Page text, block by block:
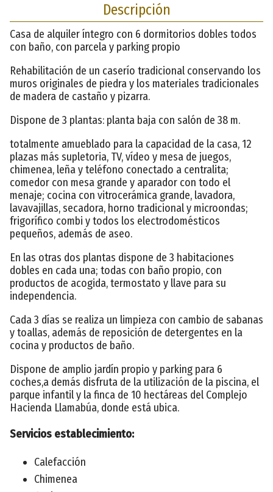
Descripción
Casa de alquiler íntegro con 6 dormitorios dobles todos
con baño, con parcela y parking propio
Rehabilitación de un caserío tradicional conservando los
muros originales de piedra y los materiales tradicionales
de madera de castaño y pizarra.
Dispone de 3 plantas: planta baja con salón de 38 m.
totalmente amueblado para la capacidad de la casa, 12
plazas más supletoria, TV, vídeo y mesa de juegos,
chimenea, leña y teléfono conectado a centralita;
comedor con mesa grande y aparador con todo el
menaje; cocina con vitrocerámica grande, lavadora,
lavavajillas, secadora, horno tradicional y microondas;
frigorífico combi y todos los electrodomésticos
pequeños, además de aseo.
En las otras dos plantas dispone de 3 habitaciones
dobles en cada una; todas con baño propio, con
productos de acogida, termostato y llave para su
independencia.
Cada 3 días se realiza un limpieza con cambio de sabanas
y toallas, además de reposición de detergentes en la
cocina y productos de baño.
Dispone de amplio jardín propio y parking para 6
coches,a demás disfruta de la utilización de la piscina, el
parque infantil y la finca de 10 hectáreas del Complejo
Hacienda Llamabúa, donde está ubica.
Servicios establecimiento:
Calefacción
Chimenea